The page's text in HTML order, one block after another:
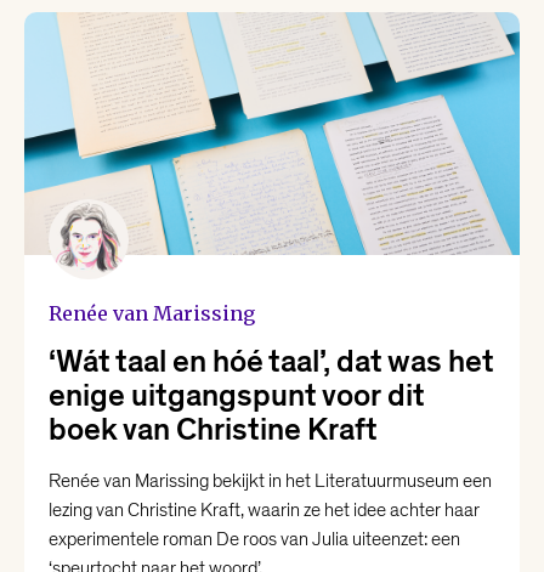
Renée van Marissing
‘Wát taal en hóé taal’, dat was het
enige uitgangspunt voor dit
boek van Christine Kraft
Renée van Marissing bekijkt in het Literatuurmuseum een
lezing van Christine Kraft, waarin ze het idee achter haar
experimentele roman De roos van Julia uiteenzet: een